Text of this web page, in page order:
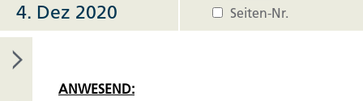
Seiten-Nr.
4. Dez 2020
ANWESEND: